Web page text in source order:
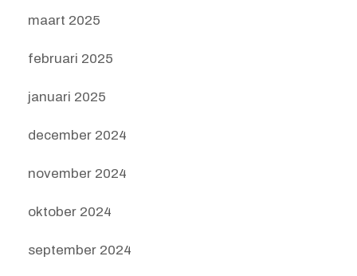
maart 2025
februari 2025
januari 2025
december 2024
november 2024
oktober 2024
september 2024